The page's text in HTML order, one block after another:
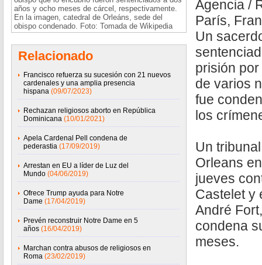
años y ocho meses de cárcel, respectivamente.
En la imagen, catedral de Orleáns, sede del
obispo condenado. Foto: Tomada de Wikipedia
Relacionado
Francisco refuerza su sucesión con 21 nuevos
cardenales y una amplia presencia
hispana (09/07/2023)
Rechazan religiosos aborto en República
Dominicana (10/01/2021)
Apela Cardenal Pell condena de
pederastia (17/09/2019)
Arrestan en EU a líder de Luz del
Mundo (04/06/2019)
Ofrece Trump ayuda para Notre
Dame (17/04/2019)
Prevén reconstruir Notre Dame en 5
años (16/04/2019)
Marchan contra abusos de religiosos en
Roma (23/02/2019)
Agencia /
París,
Un
prisión
de varios
fue
los
Un
Orleans
jueves
Castelet y
André
condena
meses.